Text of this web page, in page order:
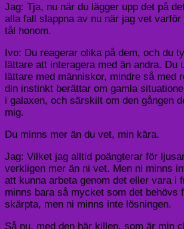
Jag: Tja, nu när du lägger upp det på
alla fall slappna av nu när jag vet
tål honom.
Ivo: Du reagerar olika på dem, och du
lättare att interagera med än andra. Du
lättare med människor, mindre så med
din instinkt berättar om gamla
i galaxen, och särskilt om den gången
mig.
Du minns mer än du vet, min kära.
Jag: Vilket jag alltid poängterar för
verkligen mer än ni vet. Men ni minns
att kunna arbeta genom det eller vara i
minns bara så mycket som det behövs
skärpta, men ni minns inte lösningen.
Så nu, med den här killen, som är min